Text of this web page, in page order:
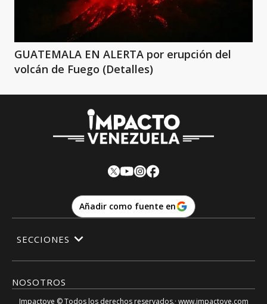
GUATEMALA EN ALERTA por erupción del
volcán de Fuego (Detalles)
Añadir como fuente en
NOSOTROS
SECCIONES
Impactove © Todos los derechos reservados.· www.impactove.com